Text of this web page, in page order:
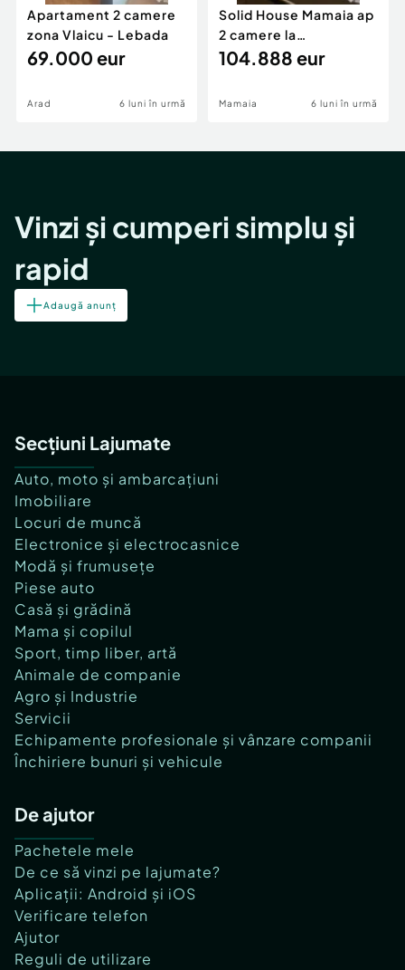
Apartament 2 camere
zona Vlaicu - Lebada
69.000 eur
Arad 6 luni în urmă
Solid House Mamaia ap
2 camere la
cheie,langa Mega
104.888 eur
Mamaia 6 luni în urmă
Vinzi și cumperi simplu și
rapid
Adaugă anunț
Secțiuni Lajumate
Auto, moto și ambarcațiuni
Imobiliare
Locuri de muncă
Electronice și electrocasnice
Modă și frumusețe
Piese auto
Casă și grădină
Mama și copilul
Sport, timp liber, artă
Animale de companie
Agro și Industrie
Servicii
Echipamente profesionale și vânzare companii
Închiriere bunuri și vehicule
De ajutor
Pachetele mele
De ce să vinzi pe lajumate?
Aplicații: Android și iOS
Verificare telefon
Ajutor
Reguli de utilizare